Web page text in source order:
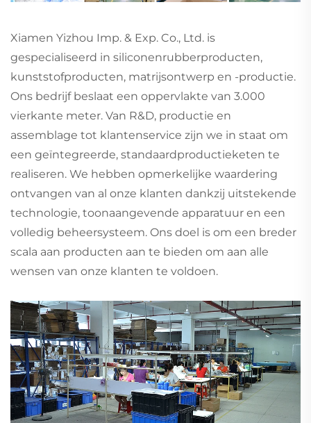
Xiamen Yizhou Imp. & Exp. Co., Ltd. is
gespecialiseerd in siliconenrubberproducten,
kunststofproducten, matrijsontwerp en -productie.
Ons bedrijf beslaat een oppervlakte van 3.000
vierkante meter. Van R&D, productie en
assemblage tot klantenservice zijn we in staat om
een geïntegreerde, standaardproductieketen te
realiseren. We hebben opmerkelijke waardering
ontvangen van al onze klanten dankzij uitstekende
technologie, toonaangevende apparatuur en een
volledig beheersysteem. Ons doel is om een breder
scala aan producten aan te bieden om aan alle
wensen van onze klanten te voldoen.